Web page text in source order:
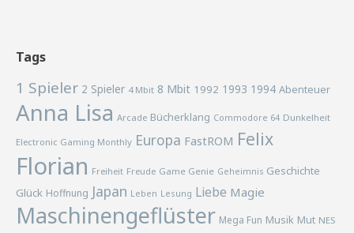
Tags
1 Spieler 2 Spieler 4 Mbit 8 Mbit 1992 1993 1994 Abenteuer
Anna Lisa Arcade Bücherklang Commodore 64 Dunkelheit
Electronic Gaming Monthly Europa FastROM Felix
Florian Freiheit Freude Game Genie Geheimnis Geschichte
Glück Hoffnung Japan Leben Lesung Liebe Magie
Maschinengeflüster Mega Fun Musik Mut NES